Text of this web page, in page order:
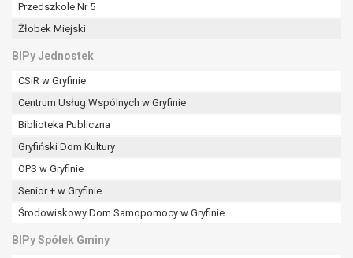
Przedszkole Nr 5
Żłobek Miejski
BIPy Jednostek
CSiR w Gryfinie
Centrum Usług Wspólnych w Gryfinie
Biblioteka Publiczna
Gryfiński Dom Kultury
OPS w Gryfinie
Senior + w Gryfinie
Środowiskowy Dom Samopomocy w Gryfinie
BIPy Spółek Gminy